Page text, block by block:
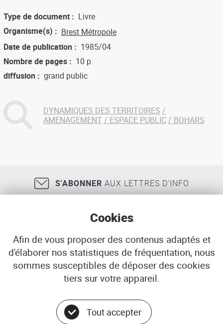
Type de document
Livre
Organisme(s)
Brest Métropole
Date de publication
1985/04
Nombre de pages
10 p.
diffusion
grand public
DYNAMIQUES DES TERRITOIRES
AMENAGEMENT
ESPACE PUBLIC BOHARS
S'ABONNER AUX LETTRES D'INFO
18, rue Jean Jaurès 29200 BREST
02 98 33 51 71
CONTACT
Cookies
Afin de vous proposer des contenus adaptés et
d'élaborer nos statistiques de fréquentation, nous
sommes susceptibles de déposer des cookies
tiers sur votre appareil.
Tout accepter